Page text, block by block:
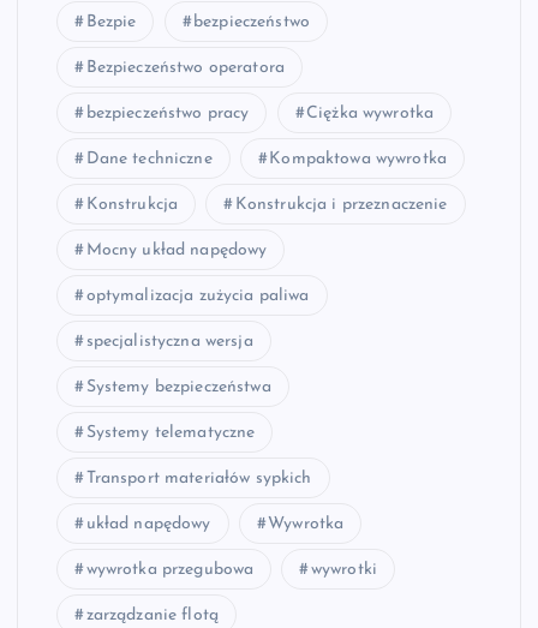
Bezpie bezpieczeństwo
Bezpieczeństwo operatora
bezpieczeństwo pracy Ciężka wywrotka
Dane techniczne Kompaktowa wywrotka
Konstrukcja Konstrukcja i przeznaczenie
Mocny układ napędowy
optymalizacja zużycia paliwa
specjalistyczna wersja
Systemy bezpieczeństwa
Systemy telematyczne
Transport materiałów sypkich
układ napędowy Wywrotka
wywrotka przegubowa wywrotki
zarządzanie flotą